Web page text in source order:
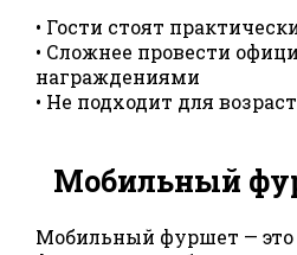
• Гости стоят
• Сложнее провести
награждениями
• Не подходит для
Мобильный
Мобильный фуршет — это